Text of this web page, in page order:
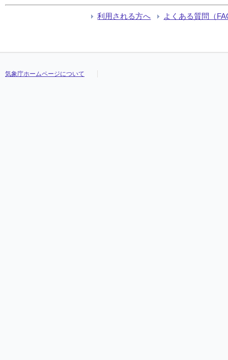
利用される方へ よくある質問（
気象庁ホームページについて